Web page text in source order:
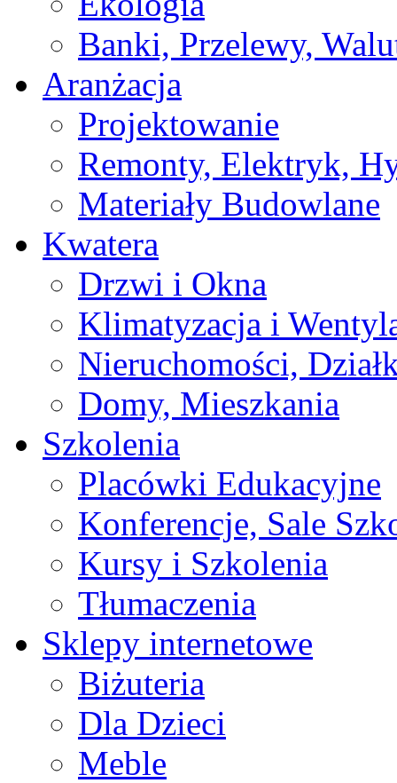
Banki, Przelewy,
Aranżacja
Projektowanie
Remonty, Elektryk,
Materiały Budowlane
Kwatera
Drzwi i Okna
Klimatyzacja i
Nieruchomości,
Domy, Mieszkania
Szkolenia
Placówki Edukacyjne
Konferencje, Sale
Kursy i Szkolenia
Tłumaczenia
Sklepy internetowe
Biżuteria
Dla Dzieci
Meble